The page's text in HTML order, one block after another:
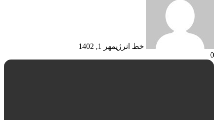
خط انرژیمهر 1, 1402
0